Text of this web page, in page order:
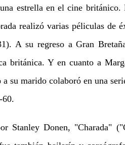
estrella en el cine británico.
realizó varias péliculas de
A su regreso a Gran
británica. Y en cuanto a
su marido colaboró en una
60.
Stanley Donen, "Charada"